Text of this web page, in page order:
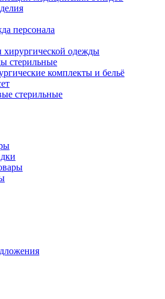
персонала
хирургической одежды
стерильные
комплекты и бельё
стерильные